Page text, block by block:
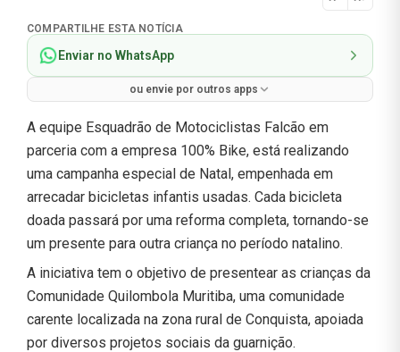
Normal
COMPARTILHE ESTA NOTÍCIA
Enviar no WhatsApp
ou envie por outros apps
A equipe Esquadrão de Motociclistas Falcão em
parceria com a empresa 100% Bike, está realizando
uma campanha especial de Natal, empenhada em
arrecadar bicicletas infantis usadas. Cada bicicleta
doada passará por uma reforma completa, tornando-se
um presente para outra criança no período natalino.
A iniciativa tem o objetivo de presentear as crianças da
Comunidade Quilombola Muritiba, uma comunidade
carente localizada na zona rural de Conquista, apoiada
por diversos projetos sociais da guarnição.